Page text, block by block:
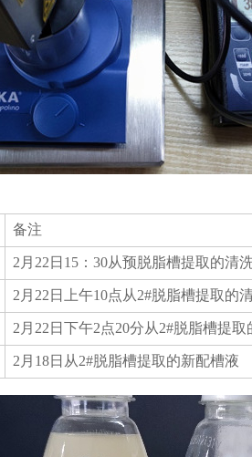
备注
2月22日15：30从预脱脂槽提取的清
2月22日上午10点从2#脱脂槽提取的
2月22日下午2点20分从2#脱脂槽提取
2月18日从2#脱脂槽提取的新配槽液